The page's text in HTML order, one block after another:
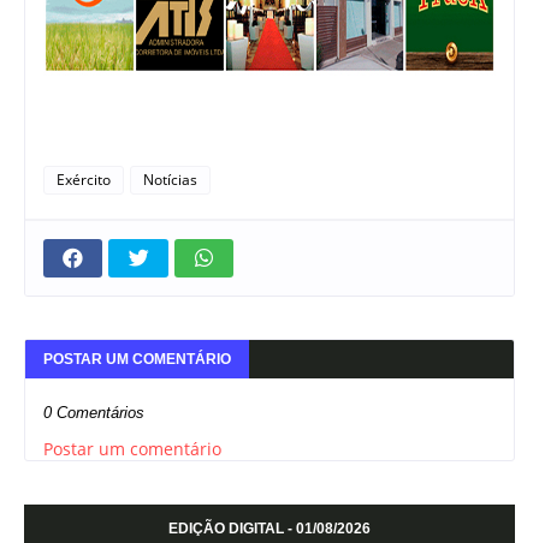
Exército Notícias
POSTAR UM COMENTÁRIO
0 Comentários
Postar um comentário
EDIÇÃO DIGITAL - 01/08/2026